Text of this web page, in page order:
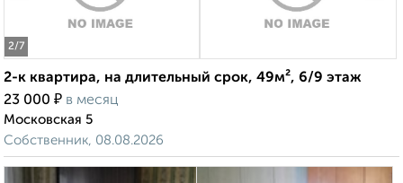
2/7
2-к квартира, на длительный срок, 49м², 6/9 этаж
23 000 ₽ в месяц
Московская 5
Собственник, 08.08.2026